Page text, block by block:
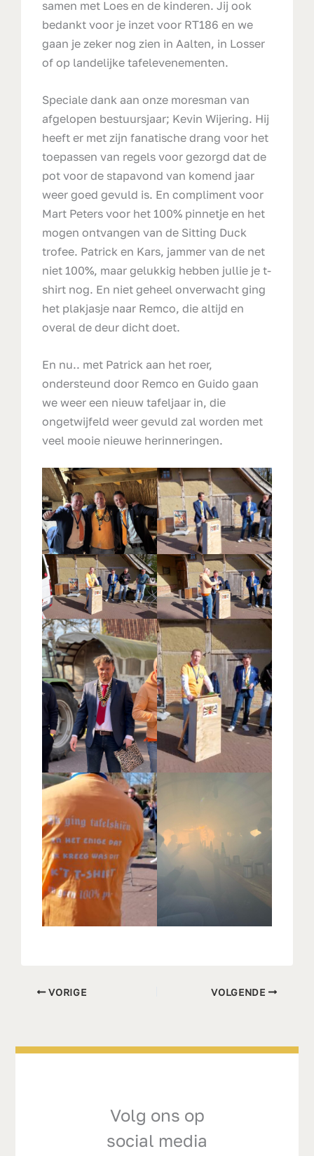
samen met Loes en de kinderen. Jij ook
bedankt voor je inzet voor RT186 en we
gaan je zeker nog zien in Aalten, in Losser
of op landelijke tafelevenementen.
Speciale dank aan onze moresman van
afgelopen bestuursjaar; Kevin Wijering. Hij
heeft er met zijn fanatische drang voor het
toepassen van regels voor gezorgd dat de
pot voor de stapavond van komend jaar
weer goed gevuld is. En compliment voor
Mart Peters voor het 100% pinnetje en het
mogen ontvangen van de Sitting Duck
trofee. Patrick en Kars, jammer van de net
niet 100%, maar gelukkig hebben jullie je t-
shirt nog. En niet geheel onverwacht ging
het plakjasje naar Remco, die altijd en
overal de deur dicht doet.
En nu.. met Patrick aan het roer,
ondersteund door Remco en Guido gaan
we weer een nieuw tafeljaar in, die
ongetwijfeld weer gevuld zal worden met
veel mooie nieuwe herinneringen.
VORIGE VOLGENDE
Volg ons op
social media